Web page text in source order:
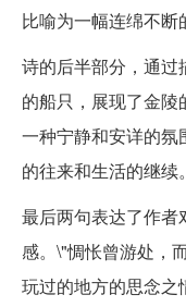
比喻为一幅连绵不断
诗的后半部分，通
的船只，展现了金
一种宁静和安详的氛
的往来和生活的继续。
最后两句表达了作者
感。\"惆怅曾游处，
玩过的地方的思念之